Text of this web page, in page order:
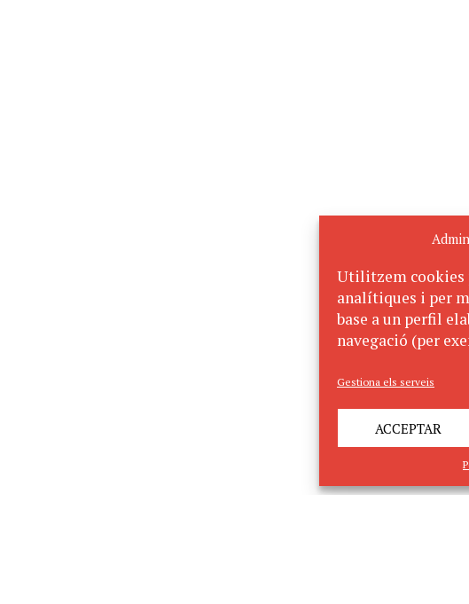
Utilitzem cookies
analítiques i per
base a un perfil
navegació (per
Gestiona els serveis
ACCEPTAR